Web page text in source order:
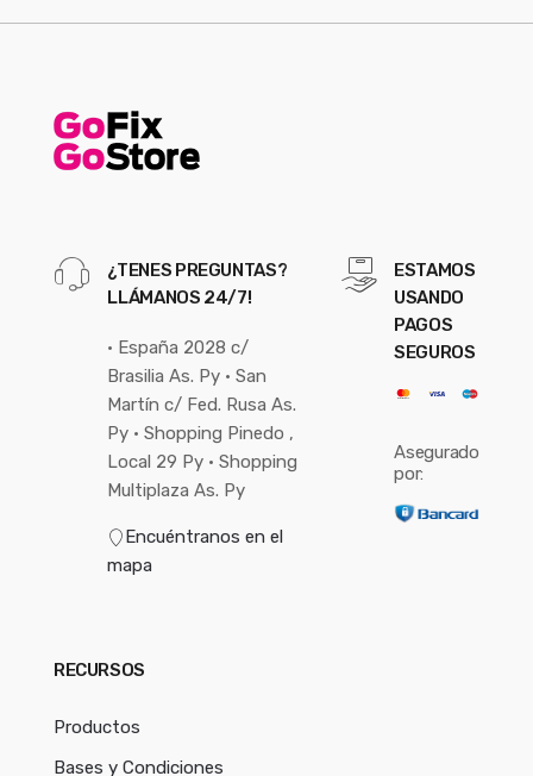
¿TENES PREGUNTAS?
LLÁMANOS 24/7!
• España 2028 c/
Brasilia As. Py • San
Martín c/ Fed. Rusa As.
Py • Shopping Pinedo ,
Local 29 Py • Shopping
Multiplaza As. Py
Encuéntranos en el
mapa
ESTAMOS
USANDO
PAGOS
SEGUROS
Asegurado
por:
RECURSOS
Productos
Bases y Condiciones